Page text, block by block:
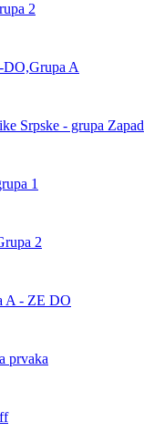
2
A
Srpske - grupa Zapad
1
2
A - ZE DO
prvaka